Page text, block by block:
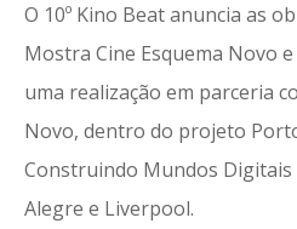
O 10º Kino Beat anuncia as
Mostra Cine Esquema Novo
uma realização em parceria
Novo, dentro do projeto
Construindo Mundos
Alegre e Liverpool.